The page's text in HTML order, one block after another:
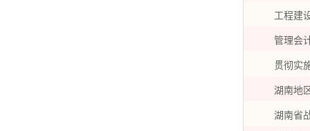
工程建
管理会
贯彻实
湖南地
湖南省